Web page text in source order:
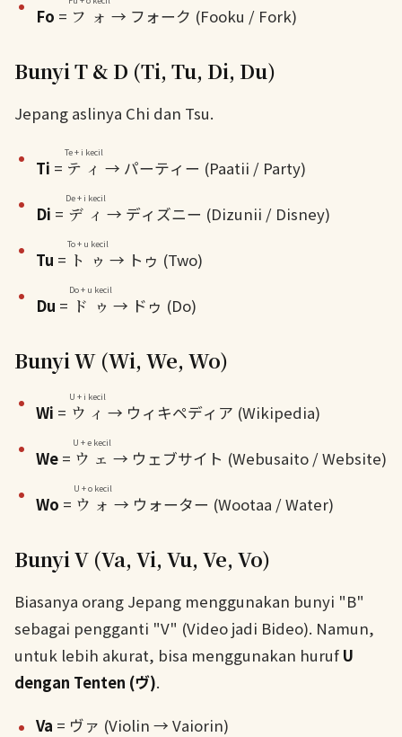
Fo = フォ → フォーク (Fooku / Fork)
Bunyi T & D (Ti, Tu, Di, Du)
Jepang aslinya Chi dan Tsu.
Ti = ティ
Te + i kecil
→ パーティー (Paatii / Party)
Di = ディ
De + i kecil
→ ディズニー (Dizunii / Disney)
Tu = トゥ
To + u kecil
→ トゥ (Two)
Du = ドゥ
Do + u kecil
→ ドゥ (Do)
Bunyi W (Wi, We, Wo)
Wi = ウィ
U + i kecil
→ ウィキペディア (Wikipedia)
We = ウェ
U + e kecil
→ ウェブサイト (Webusaito / Website)
Wo = ウォ
U + o kecil
→ ウォーター (Wootaa / Water)
Bunyi V (Va, Vi, Vu, Ve, Vo)
Biasanya orang Jepang menggunakan bunyi "B"
sebagai pengganti "V" (Video jadi Bideo). Namun,
untuk lebih akurat, bisa menggunakan huruf U
dengan Tenten (ヴ).
Va = ヴァ (Violin → Vaiorin)